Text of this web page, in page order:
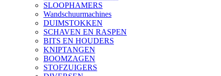
SLOOPHAMERS
Wandschuurmachines
DUIMSTOKKEN
SCHAVEN EN RASPEN
BITS EN HOUDERS
KNIPTANGEN
BOOMZAGEN
STOFZUIGERS